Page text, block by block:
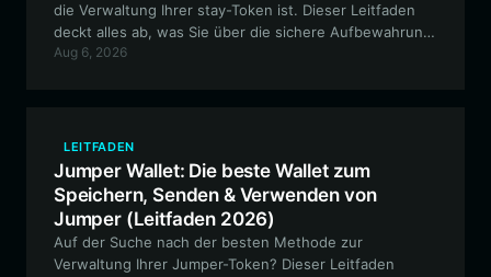
die Verwaltung Ihrer stay-Token ist. Dieser Leitfaden
deckt alles ab, was Sie über die sichere Aufbewahrung,
den Handel mit Solana-basierten Meme-Coins und die
Aug 6, 2026
LEITFADEN
Jumper Wallet: Die beste Wallet zum
Speichern, Senden & Verwenden von
Jumper (Leitfaden 2026)
Auf der Suche nach der besten Methode zur
Verwaltung Ihrer Jumper-Token? Dieser Leitfaden